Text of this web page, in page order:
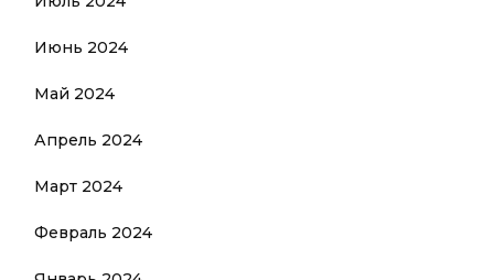
Июнь 2024
Май 2024
Апрель 2024
Март 2024
Февраль 2024